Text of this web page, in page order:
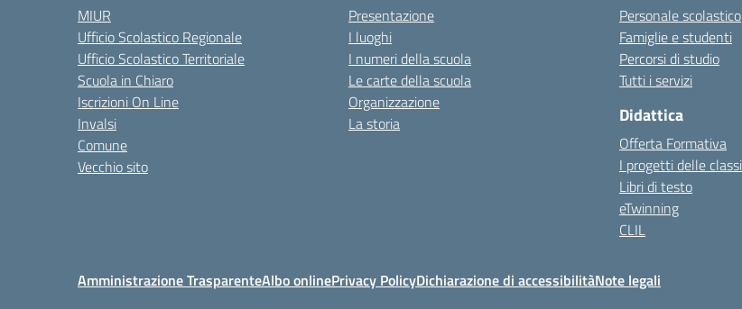
MIUR
Ufficio Scolastico Regionale
Ufficio Scolastico Territoriale
Scuola in Chiaro
Iscrizioni On Line
Invalsi
Comune
Vecchio sito
Presentazione
I luoghi
I numeri della scuola
Le carte della scuola
Organizzazione
La storia
Personale scolastico
Famiglie e studenti
Percorsi di studio
Tutti i servizi
Didattica
Offerta Formativa
I progetti delle classi
Libri di testo
eTwinning
CLIL
Amministrazione TrasparenteAlbo onlinePrivacy PolicyDichiarazione di accessibilitàNote legali